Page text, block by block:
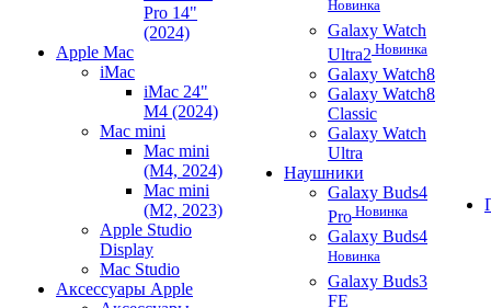
Pro 14"
(2024)
Apple Mac
iMac
iMac 24"
M4 (2024)
Mac mini
Mac mini
(M4, 2024)
Mac mini
(M2, 2023)
Apple Studio
Display
Mac Studio
Аксессуары Apple
Новинка
Galaxy Watch
Ultra2 Новинка
Galaxy Watch8
Galaxy Watch8
Classic
Galaxy Watch
Ultra
Наушники
Galaxy Buds4
Pro Новинка
Galaxy Buds4
Новинка
Galaxy Buds3
FE